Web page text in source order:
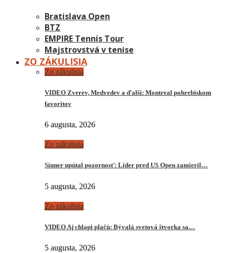
Bratislava Open
BTZ
EMPIRE Tennis Tour
Majstrovstvá v tenise
ZO ZÁKULISIA
Zo zákulisia
VIDEO Zverev, Medvedev a ďalší: Montreal pohrebiskom
favoritov
6 augusta, 2026
Zo zákulisia
Sinner upútal pozornosť: Líder pred US Open zamieril…
5 augusta, 2026
Zo zákulisia
VIDEO Aj chlapi plačú: Bývalá svetová štvorka sa…
5 augusta, 2026